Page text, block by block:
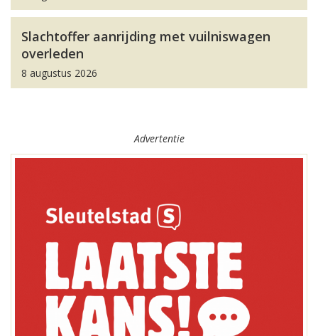
Slachtoffer aanrijding met vuilniswagen
overleden
8 augustus 2026
Advertentie